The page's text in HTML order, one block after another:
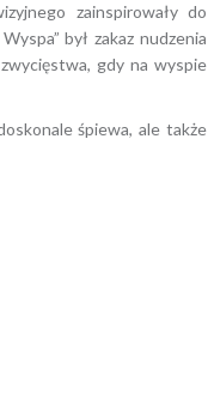
zainspirowały do
był zakaz nudzenia
gdy na wyspie
śpiewa, ale także